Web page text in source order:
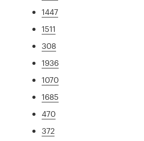
1447
1511
308
1936
1070
1685
470
372